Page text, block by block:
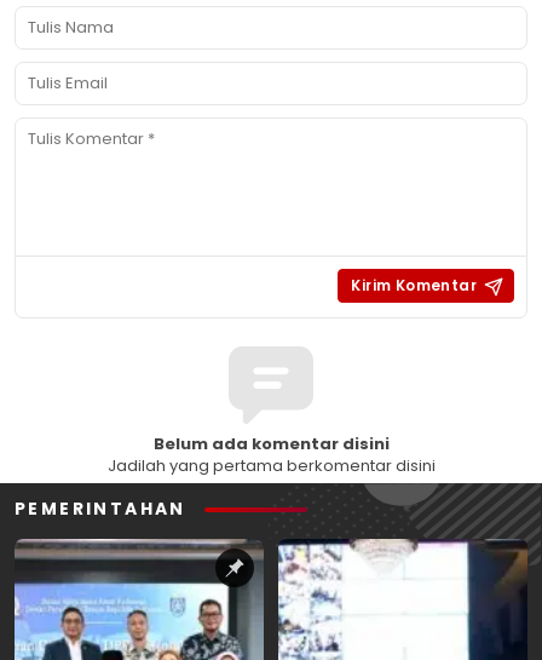
Belum ada komentar disini
Jadilah yang pertama berkomentar disini
PEMERINTAHAN